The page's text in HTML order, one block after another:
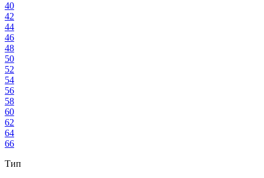
40
42
44
46
48
50
52
54
56
58
60
62
64
66
Тип